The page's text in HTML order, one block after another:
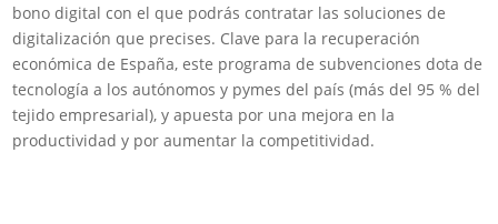
bono digital con el que podrás contratar las soluciones de
digitalización que precises. Clave para la recuperación
económica de España, este programa de subvenciones dota de
tecnología a los autónomos y pymes del país (más del 95 % del
tejido empresarial), y apuesta por una mejora en la
productividad y por aumentar la competitividad.